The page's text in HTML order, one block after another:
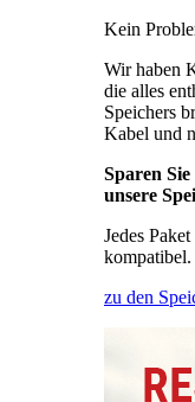
Kein
Wir haben
die alles
Speichers
Kabel und
Sparen
unsere
Jedes
kompatibel.
zu den